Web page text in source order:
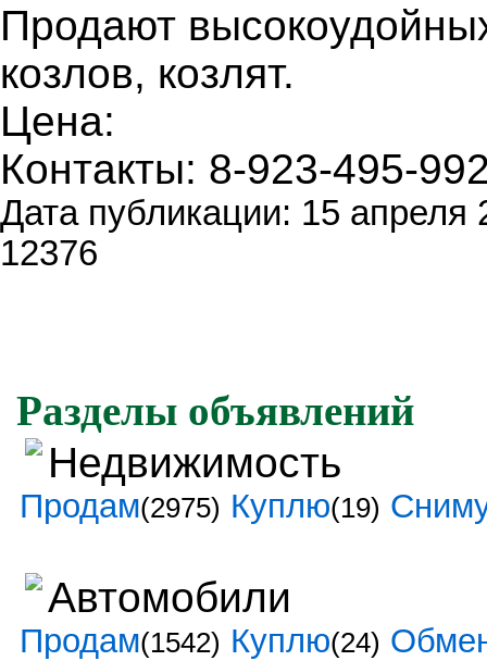
Продают
козлов, козлят.
Цена:
Контакты: 8-923-495-
Дата публикации: 15 апреля
12376
Разделы объявлений
Недвижимость
Продам(2975) Куплю(19)
Автомобили
Продам(1542) Куплю(24)